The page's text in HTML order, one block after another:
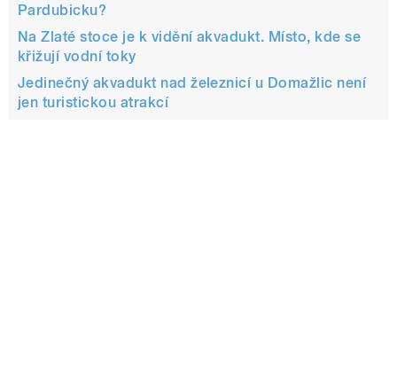
Pardubicku?
Na Zlaté stoce je k vidění akvadukt. Místo, kde se
křižují vodní toky
Jedinečný akvadukt nad železnicí u Domažlic není
jen turistickou atrakcí